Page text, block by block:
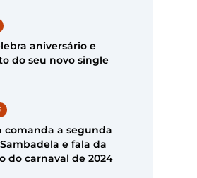
aniversário e
do seu novo single
comanda a segunda
e fala da
do carnaval de 2024